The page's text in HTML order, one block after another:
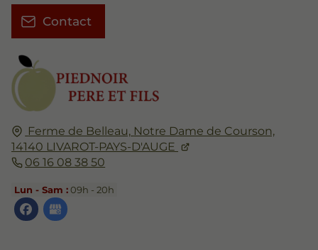
Ferme de Belleau, Notre Dame de Courson,
14140 LIVAROT-PAYS-D'AUGE
06 16 08 38 50
Lun - Sam :09h - 20h
Contact